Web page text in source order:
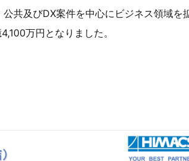
共及びDX案件を中心にビジネス領域を
万円となりました。